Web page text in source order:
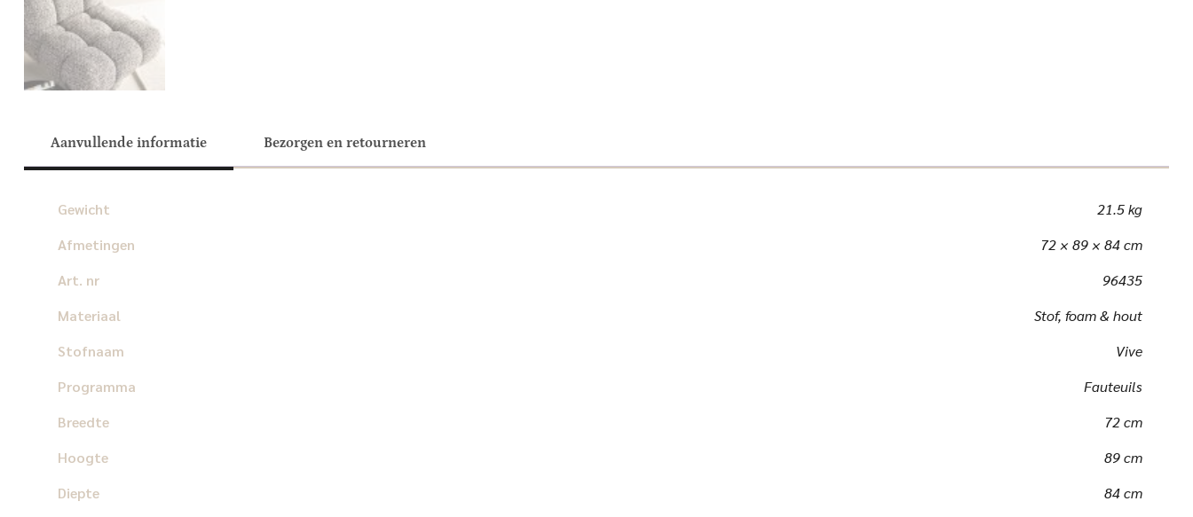
Aanvullende informatie Bezorgen en retourneren
Gewicht
21.5 kg
Afmetingen
72 × 89 × 84 cm
Art. nr
96435
Materiaal
Stof, foam & hout
Stofnaam
Vive
Programma
Fauteuils
Breedte
72 cm
Hoogte
89 cm
Diepte
84 cm